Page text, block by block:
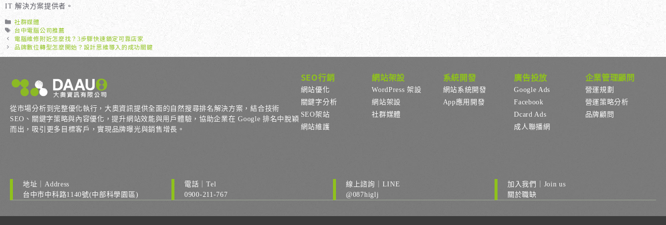
IT 解決方案提供者。
分
類
社群媒體
標
籤
台中電腦公司推薦
電腦維修附近怎麼找？3步驟快速鎖定可靠店家
品牌數位轉型怎麼開始？設計思維導入的成功關鍵
從市場分析到完整優化執行，大奧資訊提供全面的自然搜尋排名解決方案，結合技術
SEO、關鍵字策略與內容優化，提升網站效能與用戶體驗，協助企業在 Google 排名中脫穎
而出，吸引更多目標客戶，實現品牌曝光與銷售增長。
SEO行銷
網站優化
關鍵字分析
SEO架站
網站維護
網站架設
WordPress 架設
網站架設
社群媒體
系統開發
網站系統開發
App應用開發
廣告投放
Google Ads
Facebook
Dcard Ads
成人聯播網
企業管理顧問
營運規劃
營運策略分析
品牌顧問
地址｜Address
台中市中科路1140號(中部科學園區)
電話｜Tel
0900-211-767
線上諮詢｜LINE
@087higlj
加入我們｜Join us
關於職缺